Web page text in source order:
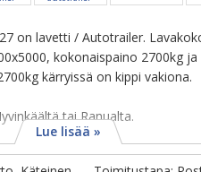
27 on lavetti / Autotrailer.
kokonaispaino 2700kg ja
kärryissä on kippi vakiona.
tai Ranualta.
Lue lisää »